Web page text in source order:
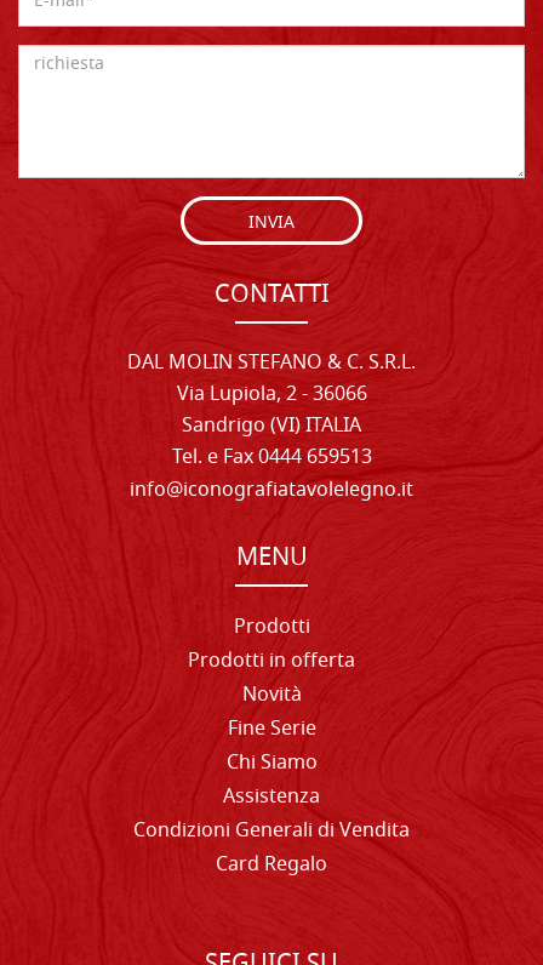
INVIA
CONTATTI
DAL MOLIN STEFANO & C. S.R.L.
Via Lupiola, 2 - 36066
Sandrigo (VI) ITALIA
Tel. e Fax 0444 659513
info@iconografiatavolelegno.it
MENU
Prodotti
Prodotti in offerta
Novità
Fine Serie
Chi Siamo
Assistenza
Condizioni Generali di Vendita
Card Regalo